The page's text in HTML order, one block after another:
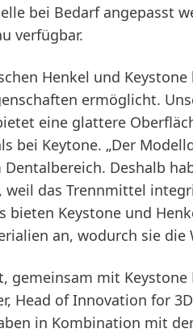
bei Bedarf angepasst
verfügbar.
Henkel und
ermöglicht.
eine glattere
bei Keytone. „Der
Deshalb
weil das Trennmittel
bieten Keystone und
an, wodurch sie
gemeinsam mit
Head of Innovation for
in Kombination mit